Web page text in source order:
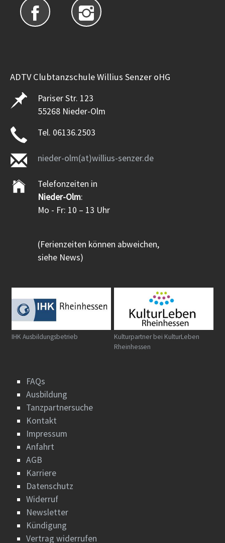
ADTV Clubtanzschule Willius Senzer oHG
Pariser Str. 123
55268 Nieder-Olm
Tel. 06136.2503
nieder-olm(at)willius-senzer.de
Telefonzeiten in
Nieder-Olm:
Mo - Fr: 10 – 13 Uhr
(Ferienzeiten können abweichen,
siehe News)
IHK Ausbildungsbetrieb
Kulturpartner bei KulturLeben
Rheinhessen
FAQs
Ausbildung
Tanzpartnersuche
Kontakt
Impressum
Anfahrt
AGB
Karriere
Datenschutz
Widerruf
Newsletter
Kündigung
Vertrag widerrufen